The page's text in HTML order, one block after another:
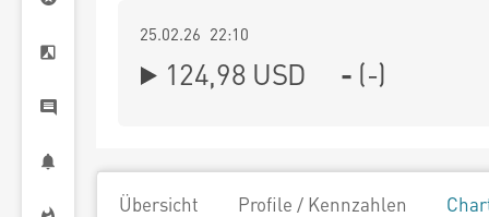
25.02.26 22:10
124,98 USD - (-)
Übersicht Profile / Kennzahlen